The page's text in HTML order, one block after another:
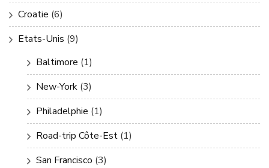
Croatie (6)
Etats-Unis (9)
Baltimore (1)
New-York (3)
Philadelphie (1)
Road-trip Côte-Est (1)
San Francisco (3)